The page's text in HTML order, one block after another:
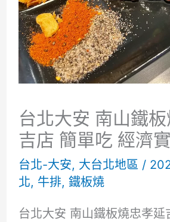
台北大安 南山鐵
吉店 簡單吃 經濟
台北-大安, 大台北地區 /
北, 牛排, 鐵板燒
台北大安 南山鐵板燒忠孝延